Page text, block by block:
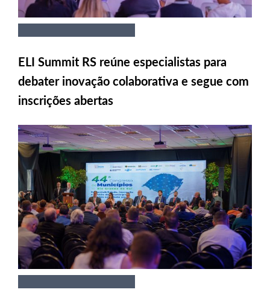
ELI Summit RS reúne especialistas para
debater inovação colaborativa e segue com
inscrições abertas